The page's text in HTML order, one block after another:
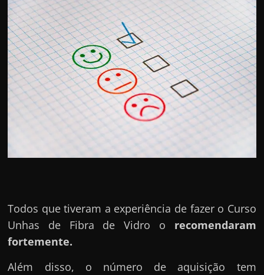
Todos que tiveram a experiência de fazer o Curso
Unhas de Fibra de Vidro o recomendaram
fortemente.
Além disso, o número de aquisição tem